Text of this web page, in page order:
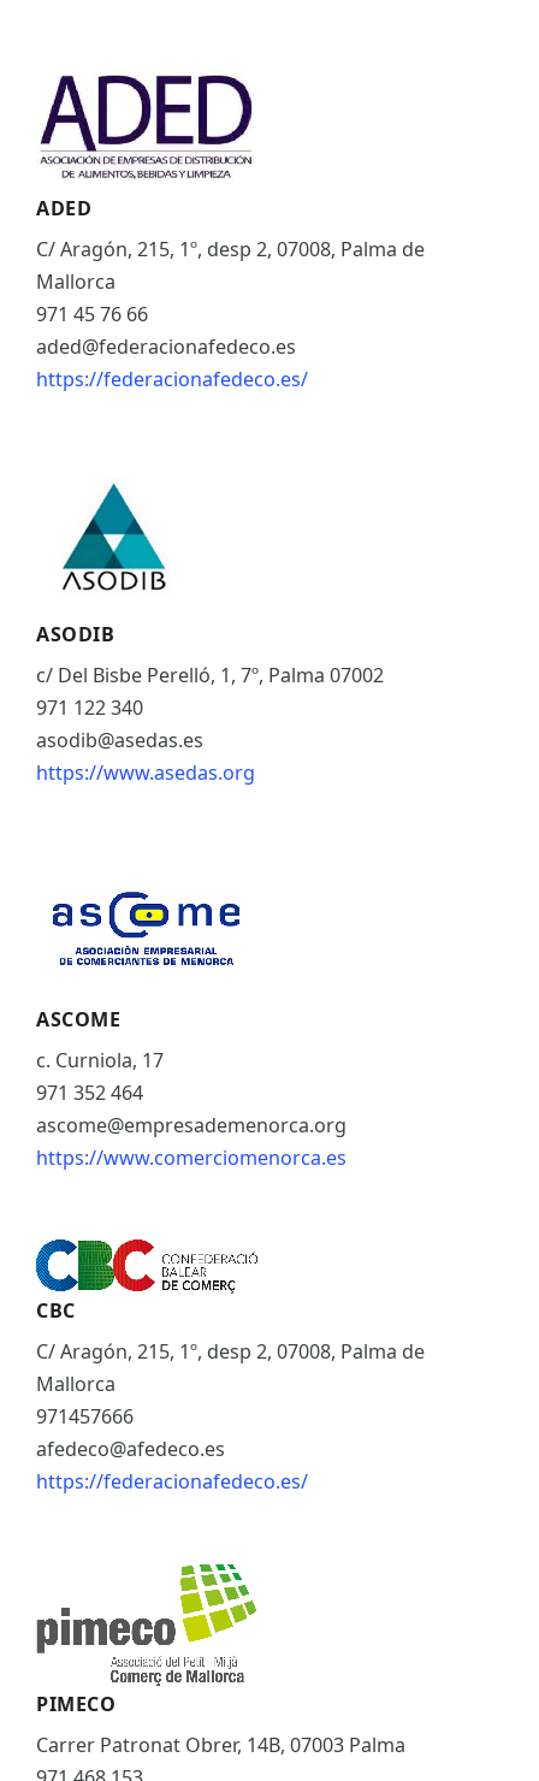
ADED
C/ Aragón, 215, 1º, desp 2, 07008, Palma de
Mallorca
971 45 76 66
aded@federacionafedeco.es
https://federacionafedeco.es/
ASODIB
c/ Del Bisbe Perelló, 1, 7º, Palma 07002
971 122 340
asodib@asedas.es
https://www.asedas.org
ASCOME
c. Curniola, 17
971 352 464
ascome@empresademenorca.org
https://www.comerciomenorca.es
CBC
C/ Aragón, 215, 1º, desp 2, 07008, Palma de
Mallorca
971457666
afedeco@afedeco.es
https://federacionafedeco.es/
PIMECO
Carrer Patronat Obrer, 14B, 07003 Palma